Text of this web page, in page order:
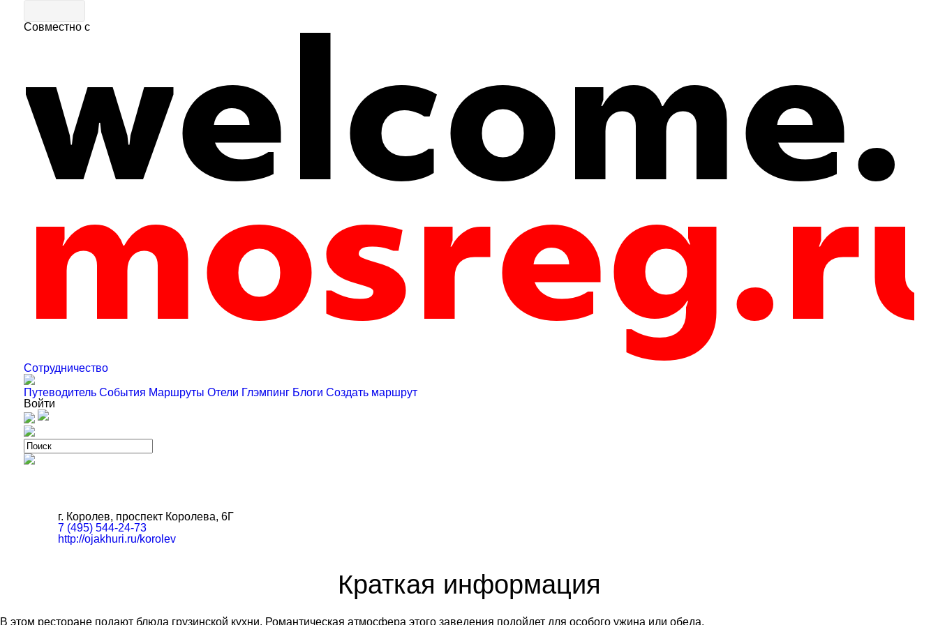
Совместно с
Сотрудничество
Путеводитель События Маршруты Отели Глэмпинг Блоги Создать маршрут
Войти
Главная Путеводитель
Гастрономия
Ресторан "Оджахури"
602
г. Королев, проспект Королева, 6Г
7 (495) 544-24-73
http://ojakhuri.ru/korolev
Краткая информация
В этом ресторане подают блюда грузинской кухни. Романтическая атмосфера этого заведения подойдет для особого ужина или обеда.